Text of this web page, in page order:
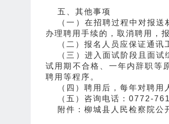
五、其他事项
（一）在招聘过程中对报送
办理聘用手续的，取消聘用，
（二）报名人员应保证通讯
（三）进入面试阶段且面试
试用期不合格、一年内辞职等
聘用等程序。
（四）聘用后，每年对聘用
（五）咨询电话：0772-
附件：柳城县人民检察院公